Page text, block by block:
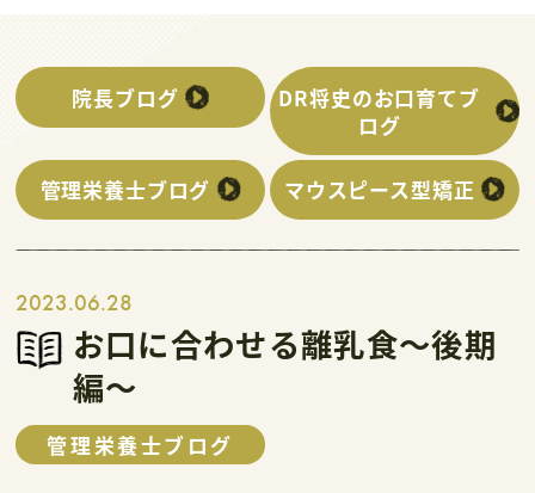
院長ブログ
DR将史のお口育てブ
ログ
管理栄養士ブログ マウスピース型矯正
2023.06.28
お口に合わせる離乳食～後期
編～
管理栄養士ブログ